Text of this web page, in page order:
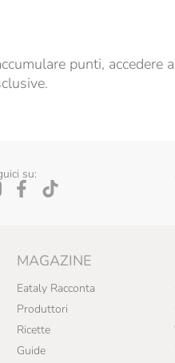
punti, accedere
su:
MAGAZINE
Eataly Racconta
Produttori
Ricette
Guide